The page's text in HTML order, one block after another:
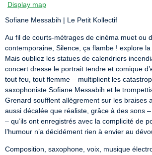
Display map
Sofiane Messabih | Le Petit Kollectif
Au fil de courts-métrages de cinéma muet ou
contemporaine, Silence, ça flambe ! explore la
Mais oubliez les statues de calendriers
concert dresse le portrait tendre et comique
tout feu, tout flemme – multiplient les
saxophoniste Sofiane Messabih et le
Grenard soufflent allègrement sur les braises
aussi décalée que réaliste, grâce à des sons
– qu’ils ont enregistrés avec la complicité de
l’humour n’a décidément rien à envier au
Composition, saxophone, voix, musique